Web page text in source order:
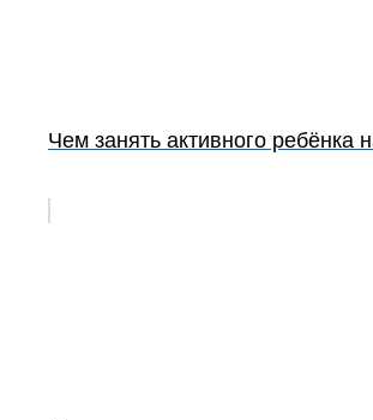
Чем занять активного ребёнка